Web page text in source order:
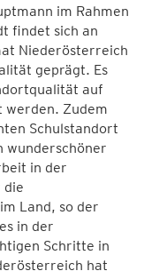
im Rahmen
findet sich an
Niederösterreich
geprägt. Es
auf
werden. Zudem
Schulstandort
wunderschöner
in der
die
Land, so der
in der
Schritte in
hat